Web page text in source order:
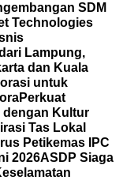
SDM
Technologies
Lampung,
dan Kuala
untuk
Perkuat
dengan Kultur
Tas Lokal
Petikemas IPC
2026ASDP Siaga